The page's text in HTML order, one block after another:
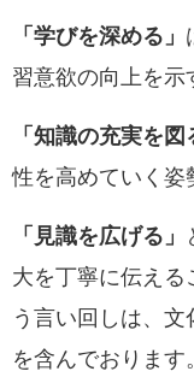
「学びを深める」
習意欲の向上を示
「知識の充実を図
性を高めていく姿
「見識を広げる」
大を丁寧に伝える
う言い回しは、
を含んでおります